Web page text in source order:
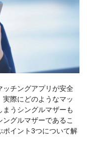
ッチングアプリが安全
際にどのようなマッ
うシングルマザーも
グルマザーであるこ
ポイント3つについて解